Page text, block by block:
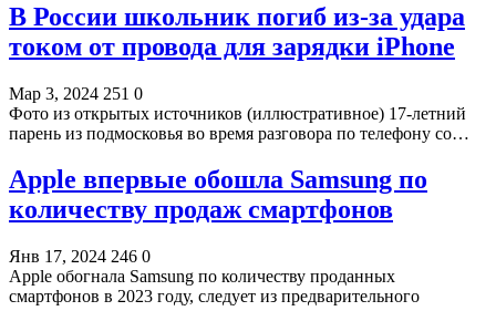
В России школьник погиб из-за удара
током от провода для зарядки iPhone
Мар 3, 2024 251 0
Фото из открытых источников (иллюстративное) 17-летний
парень из подмосковья во время разговора по телефону со…
Apple впервые обошла Samsung по
количеству продаж смартфонов
Янв 17, 2024 246 0
Apple обогнала Samsung по количеству проданных
смартфонов в 2023 году, следует из предварительного